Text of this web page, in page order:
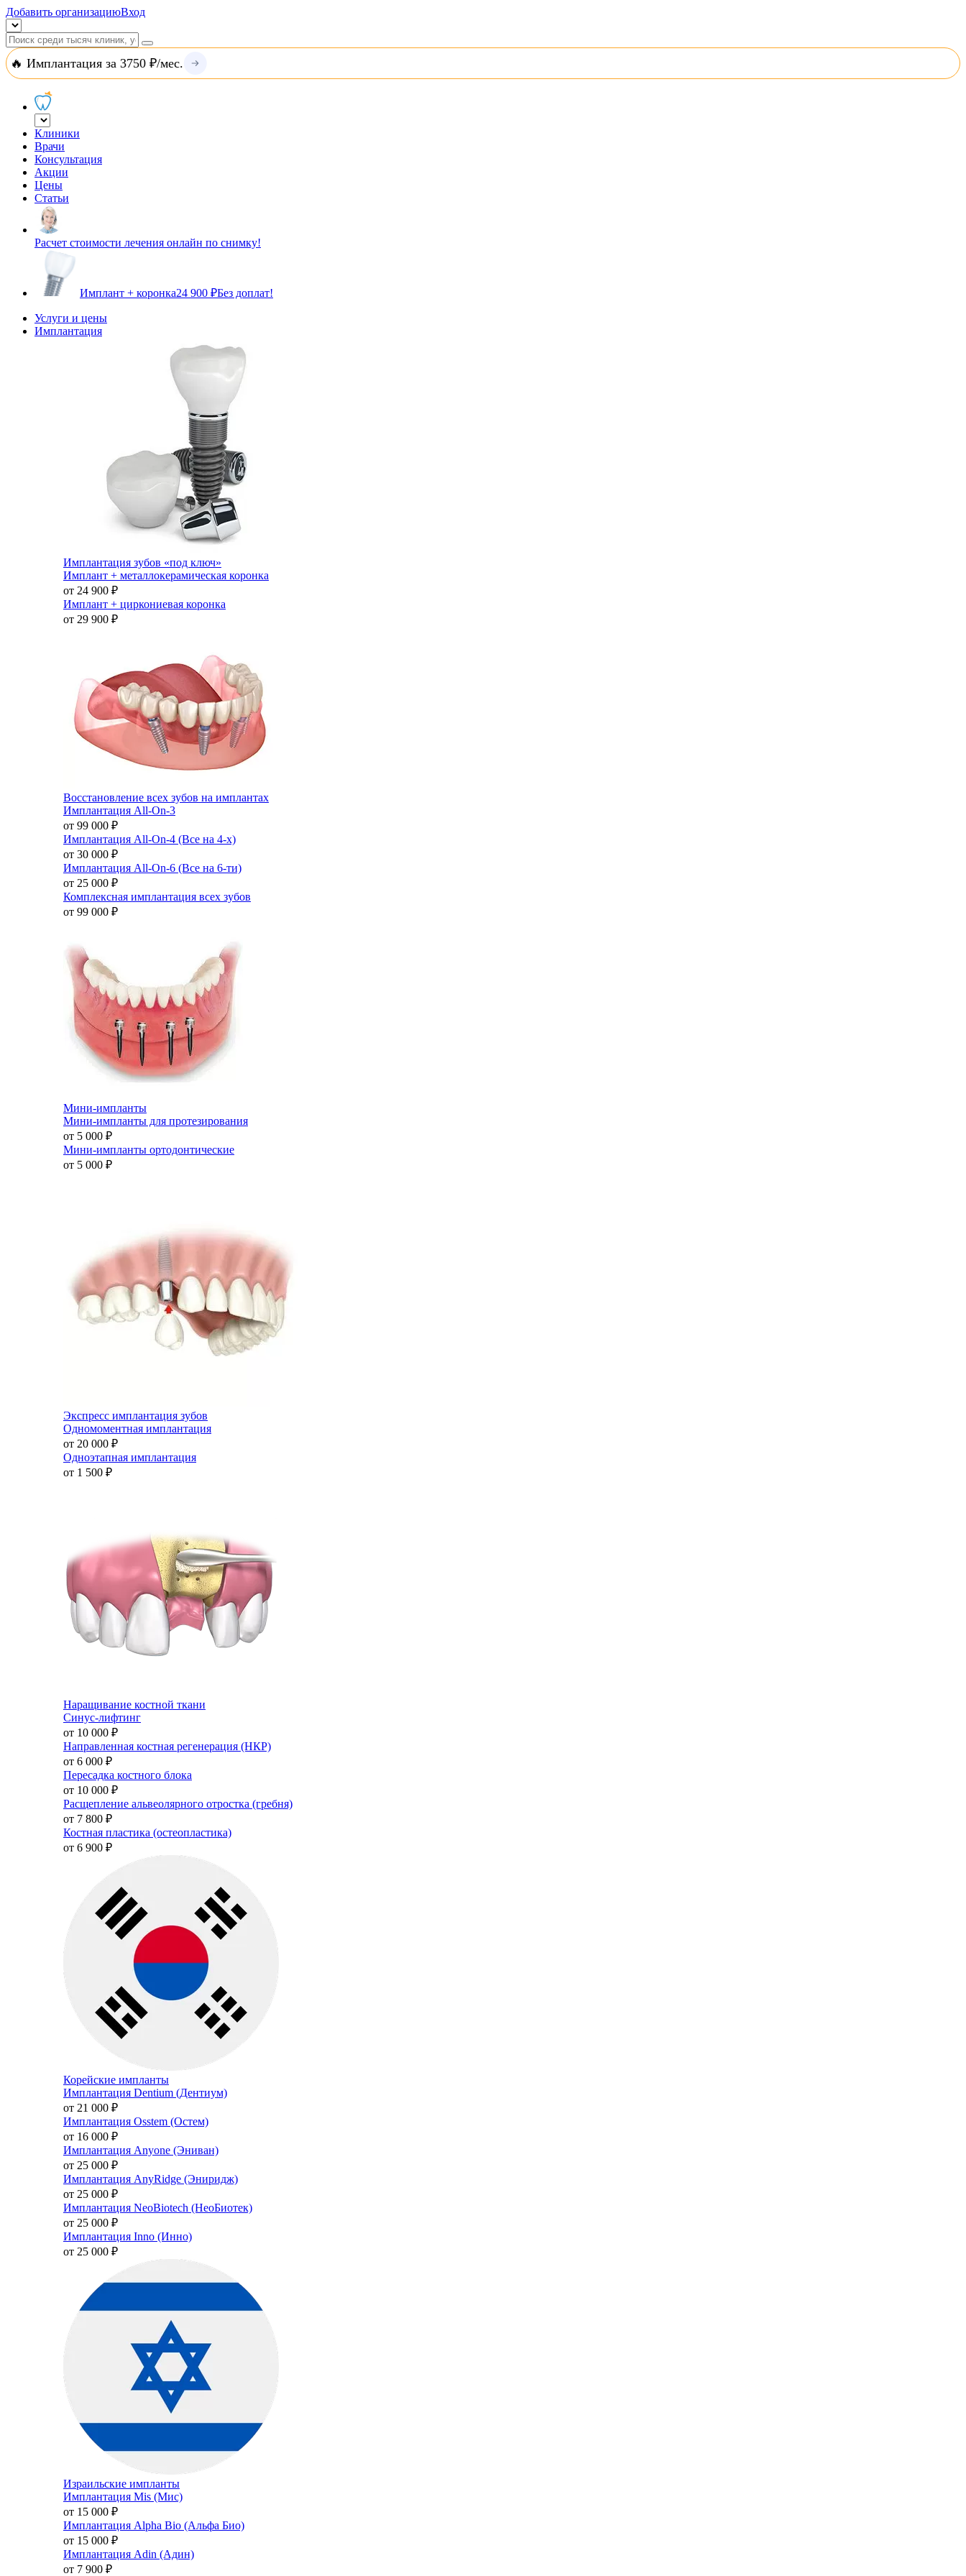
Добавить организациюВход
🔥 Имплантация за 3750 ₽/мес.
Клиники
Врачи
Консультация
Акции
Цены
Статьи
Расчет стоимости лечения онлайн по снимку!
Имплант + коронка24 900 ₽Без доплат!
Услуги и цены
Имплантация
Имплантация зубов «под ключ»
Имплант + металлокерамическая коронка
от 24 900 ₽
Имплант + циркониевая коронка
от 29 900 ₽
Восстановление всех зубов на имплантах
Имплантация All-On-3
от 99 000 ₽
Имплантация All-On-4 (Все на 4-х)
от 30 000 ₽
Имплантация All-On-6 (Все на 6-ти)
от 25 000 ₽
Комплексная имплантация всех зубов
от 99 000 ₽
Мини-импланты
Мини-импланты для протезирования
от 5 000 ₽
Мини-импланты ортодонтические
от 5 000 ₽
Экспресс имплантация зубов
Одномоментная имплантация
от 20 000 ₽
Одноэтапная имплантация
от 1 500 ₽
Наращивание костной ткани
Синус-лифтинг
от 10 000 ₽
Направленная костная регенерация (НКР)
от 6 000 ₽
Пересадка костного блока
от 10 000 ₽
Расщепление альвеолярного отростка (гребня)
от 7 800 ₽
Костная пластика (остеопластика)
от 6 900 ₽
Корейские импланты
Имплантация Dentium (Дентиум)
от 21 000 ₽
Имплантация Osstem (Остем)
от 16 000 ₽
Имплантация Anyone (Эниван)
от 25 000 ₽
Имплантация AnyRidge (Эниридж)
от 25 000 ₽
Имплантация NeoBiotech (НеоБиотек)
от 25 000 ₽
Имплантация Inno (Инно)
от 25 000 ₽
Израильские импланты
Имплантация Mis (Мис)
от 15 000 ₽
Имплантация Alpha Bio (Альфа Био)
от 15 000 ₽
Имплантация Adin (Адин)
от 7 900 ₽